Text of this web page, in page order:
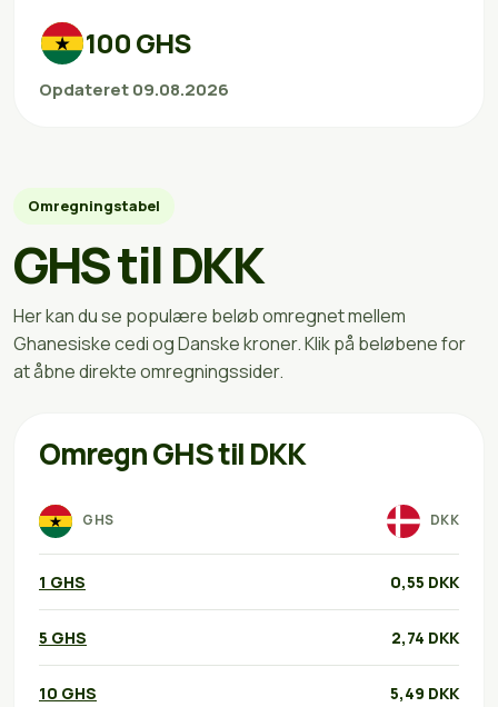
100 GHS
Opdateret 09.08.2026
Omregningstabel
GHS til DKK
Her kan du se populære beløb omregnet mellem
Ghanesiske cedi og Danske kroner. Klik på beløbene for
at åbne direkte omregningssider.
Omregn GHS til DKK
GHS DKK
1 GHS 0,55 DKK
5 GHS 2,74 DKK
10 GHS 5,49 DKK